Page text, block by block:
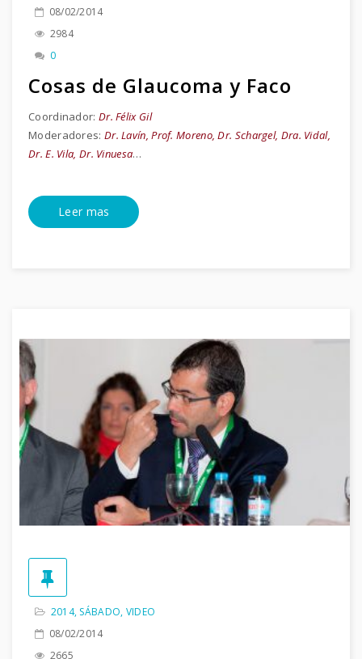
08/02/2014
2984
0
Cosas de Glaucoma y Faco
Coordinador: Dr. Félix Gil
Moderadores: Dr. Lavín, Prof. Moreno, Dr. Schargel, Dra. Vidal,
Dr. E. Vila, Dr. Vinuesa…
Leer mas
2014, SÁBADO, VIDEO
08/02/2014
2665